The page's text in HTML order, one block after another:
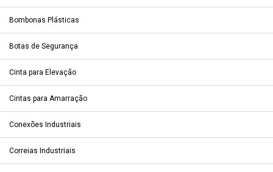
Bombonas Plásticas
Botas de Segurança
Cinta para Elevação
Cintas para Amarração
Conexões Industriais
Correias Industriais